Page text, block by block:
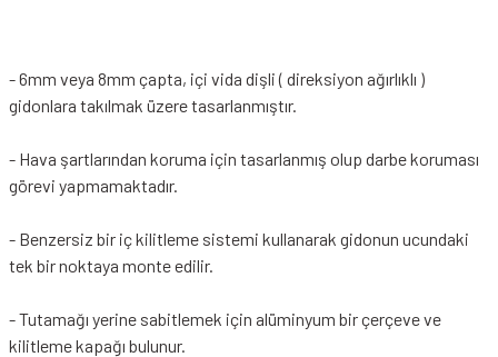
- 6mm veya 8mm çapta, içi vida dişli ( direksiyon ağırlıklı )
gidonlara takılmak üzere tasarlanmıştır.
- Hava şartlarından koruma için tasarlanmış olup darbe koruması
görevi yapmamaktadır.
- Benzersiz bir iç kilitleme sistemi kullanarak gidonun ucundaki
tek bir noktaya monte edilir.
- Tutamağı yerine sabitlemek için alüminyum bir çerçeve ve
kilitleme kapağı bulunur.